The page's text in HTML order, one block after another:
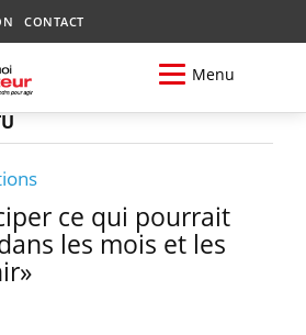
CONTACT
Menu
ce qui pourrait
les mois et les